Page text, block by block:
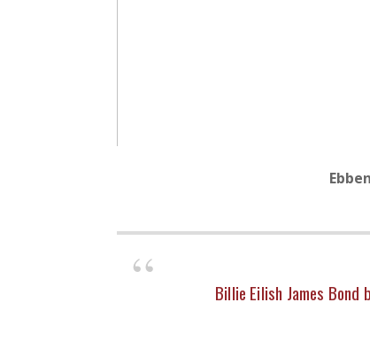
Billie Eilish James